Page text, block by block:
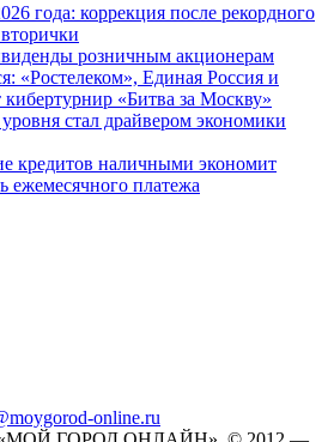
года: коррекция после рекордного
розничным акционерам
«Ростелеком», Единая Россия и
кибертурнир «Битва за Москву»
стал драйвером экономики
кредитов наличными экономит
ежемесячного платежа
online.ru